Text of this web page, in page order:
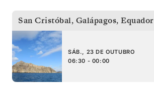
San Cristóbal, Galápagos, Equador
SÁB., 23 DE OUTUBRO
06:30 - 00:00